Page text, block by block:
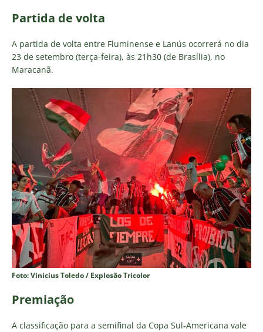
Partida de volta
A partida de volta entre Fluminense e Lanús ocorrerá no dia
23 de setembro (terça-feira), às 21h30 (de Brasília), no
Maracanã.
Foto: Vinicius Toledo / Explosão Tricolor
Premiação
A classificação para a semifinal da Copa Sul-Americana vale